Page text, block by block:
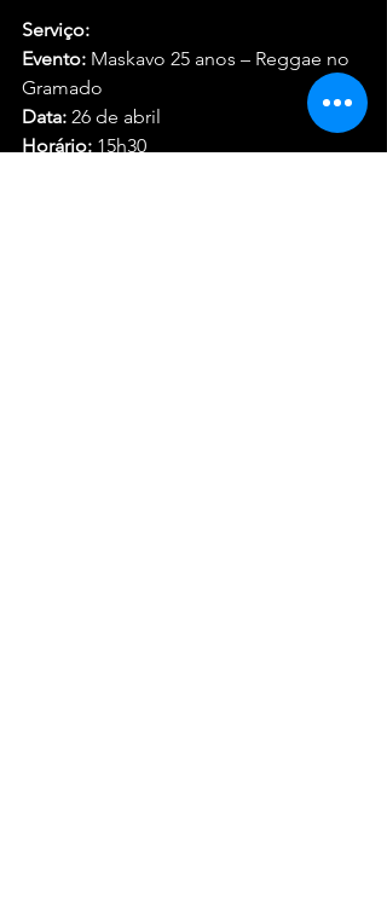
Serviço:
Evento: Maskavo 25 anos – Reggae no
Gramado
Data: 26 de abril
Horário: 15h30